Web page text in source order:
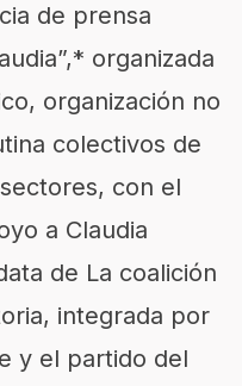
de prensa
organizada
organización no
colectivos de
con el
a Claudia
de La coalición
integrada por
y el partido del